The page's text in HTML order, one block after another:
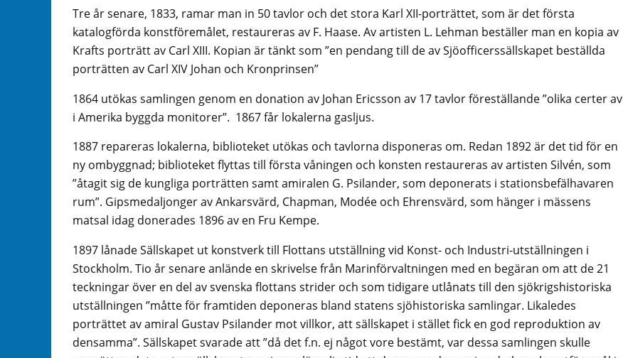
Tre år senare, 1833, ramar man in 50 tavlor och det stora Karl XII-porträttet, som är det första
katalogförda konstföremålet, restaureras av F. Haase. Av artisten L. Lehman beställer man en kopia av
Krafts porträtt av Carl XIII. Kopian är tänkt som ”en pendang till de av Sjöofficerssällskapet beställda
porträtten av Carl XIV Johan och Kronprinsen”
1864 utökas samlingen genom en donation av Johan Ericsson av 17 tavlor föreställande ”olika certer av
i Amerika byggda monitorer”. 1867 får lokalerna gasljus.
1887 repareras lokalerna, biblioteket utökas och tavlorna disponeras om. Redan 1892 är det tid för en
ny ombyggnad; biblioteket flyttas till första våningen och konsten restaureras av artisten Silvén, som
”åtagit sig de kungliga porträtten samt amiralen G. Psilander, som deponerats i stationsbefälhavaren
rum”. Gipsmedaljonger av Ankarsvärd, Chapman, Modée och Ehrensvärd, som hänger i mässens
matsal idag donerades 1896 av en Fru Kempe.
1897 lånade Sällskapet ut konstverk till Flottans utställning vid Konst- och Industri-utställningen i
Stockholm. Tio år senare anlände en skrivelse från Marinförvaltningen med en begäran om att de 21
teckningar över en del av svenska flottans strider och som tidigare utlånats till den sjökrigshistoriska
utställningen ”måtte för framtiden deponeras bland statens sjöhistoriska samlingar. Likaledes
porträttet av amiral Gustav Psilander mot villkor, att sällskapet i stället fick en god reproduktion av
densamma”. Sällskapet svarade att ”då det f.n. ej något vore bestämt, var dessa samlingen skulle